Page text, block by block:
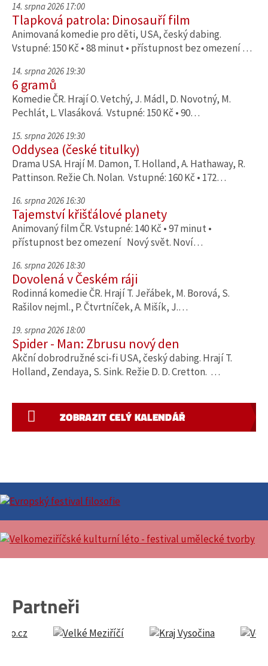
14. srpna 2026 17:00
Tlapková patrola: Dinosauří film
Animovaná komedie pro děti, USA, český dabing.
Vstupné: 150 Kč • 88 minut • přístupnost bez omezení …
14. srpna 2026 19:30
6 gramů
Komedie ČR. Hrají O. Vetchý, J. Mádl, D. Novotný, M.
Pechlát, L. Vlasáková. Vstupné: 150 Kč • 90…
15. srpna 2026 19:30
Oddysea (české titulky)
Drama USA. Hrají M. Damon, T. Holland, A. Hathaway, R.
Pattinson. Režie Ch. Nolan. Vstupné: 160 Kč • 172…
16. srpna 2026 16:30
Tajemství křišťálové planety
Animovaný film ČR. Vstupné: 140 Kč • 97 minut •
přístupnost bez omezení Nový svět. Noví…
16. srpna 2026 18:30
Dovolená v Českém ráji
Rodinná komedie ČR. Hrají T. Jeřábek, M. Borová, S.
Rašilov nejml., P. Čtvrtníček, A. Mišík, J.…
19. srpna 2026 18:00
Spider - Man: Zbrusu nový den
Akční dobrodružné sci-fi USA, český dabing. Hrají T.
Holland, Zendaya, S. Sink. Režie D. D. Cretton. …
ZOBRAZIT CELÝ KALENDÁŘ
Partneři